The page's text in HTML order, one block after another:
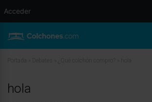
hola
Acceder